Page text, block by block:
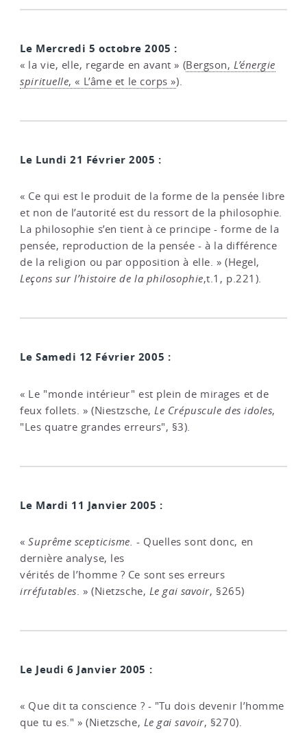
Le Mercredi 5 octobre 2005 :
« la vie, elle, regarde en avant » (Bergson,L’énergie
spirituelle, « L’âme et le corps »).
Le Lundi 21 Février 2005 :
« Ce qui est le produit de la forme de la pensée libre
et non de l’autorité est du ressort de la philosophie.
La philosophie s’en tient à ce principe - forme de la
pensée, reproduction de la pensée - à la différence
de la religion ou par opposition à elle. » (Hegel,
Leçons sur l’histoire de la philosophie,t.1, p.221).
Le Samedi 12 Février 2005 :
« Le "monde intérieur" est plein de mirages et de
feux follets. » (Niestzsche,Le Crépuscule des idoles,
"Les quatre grandes erreurs", §3).
Le Mardi 11 Janvier 2005 :
«Suprême scepticisme. - Quelles sont donc, en
dernière analyse, les
vérités de l’homme ? Ce sont ses erreurs
irréfutables. » (Nietzsche, Le gai savoir, §265)
Le Jeudi 6 Janvier 2005 :
« Que dit ta conscience ? - "Tu dois devenir l’homme
que tu es." » (Nietzsche, Le gai savoir, §270).